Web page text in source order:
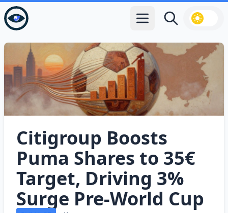
Open main menu
Search
Citigroup Boosts
Puma Shares to 35€
Target, Driving 3%
Surge Pre‑World Cup